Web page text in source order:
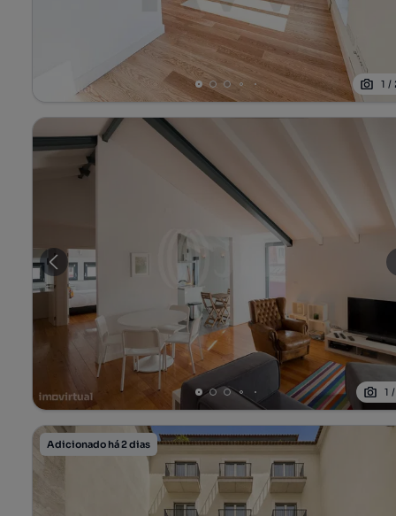
1 /
1
Adicionado há 2 dias